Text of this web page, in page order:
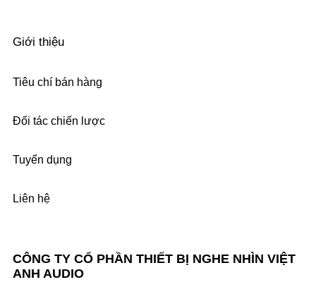
CÔNG TY CỔ PHẦN THIẾT BỊ NGHE NHÌN VIỆT
ANH AUDIO
Giới thiệu
Tiêu chí bán hàng
Đối tác chiến lược
Tuyển dụng
Liên hệ